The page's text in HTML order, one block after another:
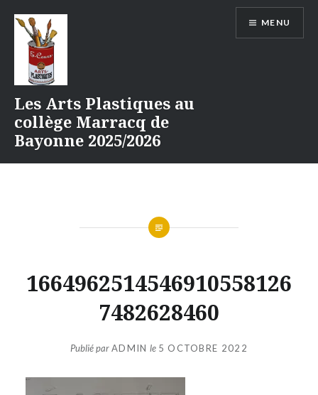
contenu
Les Arts Plastiques au
collège Marracq de
Bayonne 2025/2026
MENU
1664962514546910558126
7482628460
Publié parADMIN le 5 OCTOBRE 2022